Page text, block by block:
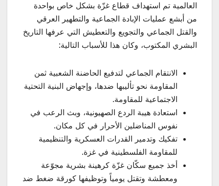
العالمية تم استهداف قطاع غزّة بشكل خاص بواحدة
من أبشع عمليات الإبادة الجماعية والتطهير العرقي
والقتل الجماعي والتجويع والتعطيش التي عرفها التاريخ
البشري المكتوب، وكان هذا للأسباب التالية:
الانتقام الجماعي لتدفيع الحاضنة الشعبية ثمن
المقاومة نحو تأليبها ضدها، وإجهاض البنية التحتية
الاجتماعية للمقاومة.
استعادة هيبة الردع الصهيونية، وبث الرعب في
نفوس المناضلين الأحرار في كل مكان.
تفكيك وتدمير القدرات العسكرية والتنظيمية
للمقاومة الفلسطينية في غزة.
أخذ جميع سكّان غزّة كرهينة بشرية مجوّعة
ومعطشة وتقتل يومياً وتوظيفها كورقة ضغط ضد